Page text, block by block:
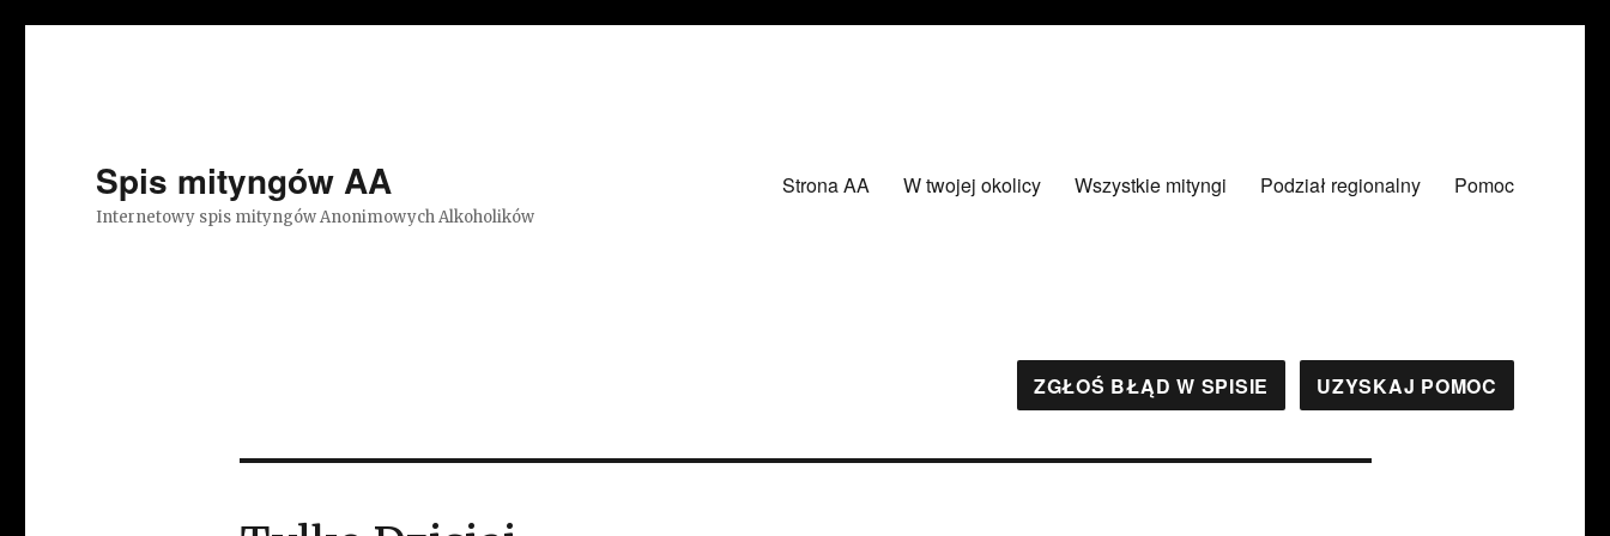
Spis mityngów AA
Internetowy spis mityngów Anonimowych Alkoholików
Strona AA W twojej okolicy Wszystkie mityngi Podział regionalny Pomoc
ZGŁOŚ BŁĄD W SPISIE UZYSKAJ POMOC